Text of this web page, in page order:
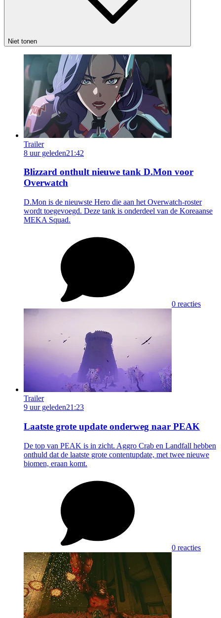
Niet tonen
Trailer
8 uur geleden21:42
Blizzard onthult nieuwe tank D.Mon voor
Overwatch
D.Mon is de nieuwste Hero die aan het Overwatch-roster
wordt toegevoegd. Deze tank is onderdeel van de Koreaanse
MEKA Squad.
0 reacties
Trailer
9 uur geleden21:23
Laatste grote update onderweg naar PEAK
De top van PEAK is in zicht. Aggro Crab en Landfall hebben
onthuld dat de laatste grote contentupdate, met twee nieuwe
biomen, eraan komt.
0 reacties